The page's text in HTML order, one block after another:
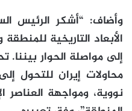
وأضاف: “أشكر الرئيس
الأبعاد التاريخية
إلى مواصلة الحوار بيننا.
محاولات إيران للتحول
نووية، ومواجهة العناصر